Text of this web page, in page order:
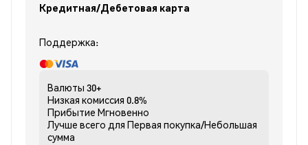
Кредитная/Дебетовая карта
Поддержка:
Валюты 30+
Низкая комиссия 0.8%
Прибытие Мгновенно
Лучше всего для Первая покупка/Небольшая
сумма